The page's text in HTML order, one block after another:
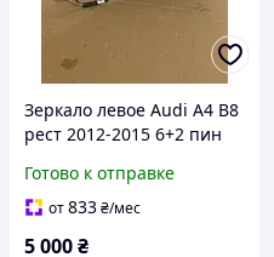
Зеркало левое Audi A4 B8
рест 2012-2015 6+2 пин
Готово к отправке
от833₴/мес
5 000₴